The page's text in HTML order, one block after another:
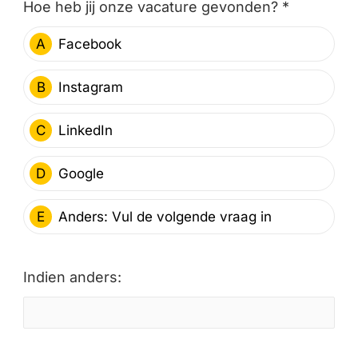
Hoe heb jij onze vacature gevonden? *
A Facebook
B Instagram
C LinkedIn
D Google
E Anders: Vul de volgende vraag in
Indien anders: